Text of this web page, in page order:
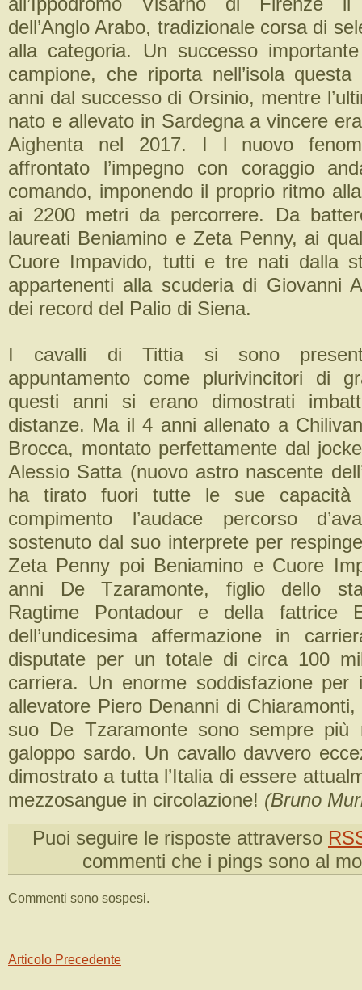
dell’Anglo Arabo, tradizionale corsa di
alla categoria. Un successo
campione, che riporta nell’isola
anni dal successo di Orsinio, mentre
nato e allevato in Sardegna a vincere
Aighenta nel 2017. I l nuovo
affrontato l’impegno con coraggio
comando, imponendo il proprio ritmo
ai 2200 metri da percorrere. Da
laureati Beniamino e Zeta Penny, ai
Cuore Impavido, tutti e tre nati dalla
appartenenti alla scuderia di Giovanni
dei record del Palio di Siena.
I cavalli di Tittia si sono
appuntamento come plurivincitori di
questi anni si erano dimostrati
distanze. Ma il 4 anni allenato a
Brocca, montato perfettamente dal
Alessio Satta (nuovo astro nascente
ha tirato fuori tutte le sue capacità
compimento l’audace percorso
sostenuto dal suo interprete per
Zeta Penny poi Beniamino e Cuore
anni De Tzaramonte, figlio dello
Ragtime Pontadour e della fattrice
dell’undicesima affermazione in
disputate per un totale di circa 100
carriera. Un enorme soddisfazione per
allevatore Piero Denanni di
suo De Tzaramonte sono sempre più
galoppo sardo. Un cavallo davvero
dimostrato a tutta l’Italia di essere
mezzosangue in circolazione! (Bruno
Puoi seguire le risposte attraverso
commenti che i pings sono al
Commenti sono sospesi.
Articolo Precedente